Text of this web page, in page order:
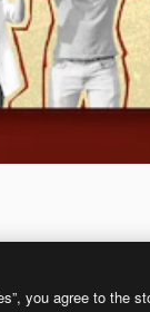
you agree to the